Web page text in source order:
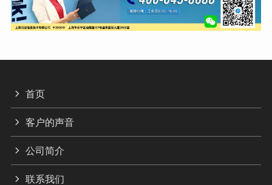
首页
客户的声音
公司简介
联系我们